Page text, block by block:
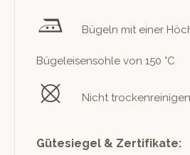
Bügeln mit ein­er
Bügeleisen­sohle von 150 °C
Nicht trockenreinigen
Gütesiegel & Zertifikate: